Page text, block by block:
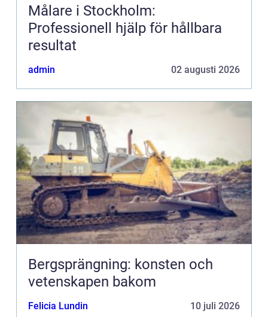
Målare i Stockholm:
Professionell hjälp för hållbara
resultat
admin 02 augusti 2026
Bergsprängning: konsten och
vetenskapen bakom
Felicia Lundin 10 juli 2026